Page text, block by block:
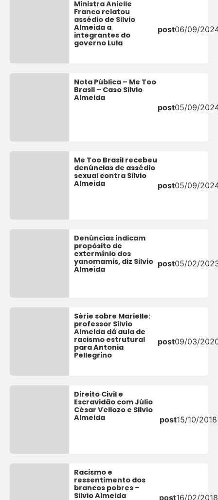
Ministra Anielle
Franco relatou
assédio de Silvio
Almeida a
integrantes do
governo Lula
post06/09/
Nota Pública – Me Too
Brasil – Caso Silvio
Almeida
post05/09/
Me Too Brasil recebeu
denúncias de assédio
sexual contra Silvio
Almeida
post05/09/
Denúncias indicam
propósito de
extermínio dos
yanomamis, diz Silvio
Almeida
post05/02/
Série sobre Marielle:
professor Silvio
Almeida dá aula de
racismo estrutural
para Antonia
Pellegrino
post09/03/
Direito Civil e
Escravidão com Júlio
César Vellozo e Silvio
Almeida
post15/10/2018
Racismo e
ressentimento dos
brancos pobres –
Silvio Almeida
post16/02/2018